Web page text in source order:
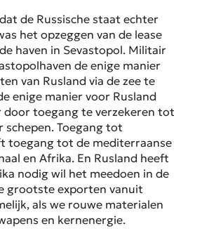
de Russische staat echter
het opzeggen van de lease
haven in Sevastopol. Militair
de enige manier
van Rusland via de zee te
enige manier voor Rusland
door toegang te verzekeren tot
schepen. Toegang tot
toegang tot de mediterraanse
en Afrika. En Rusland heeft
nodig wil het meedoen in de
grootste exporten vanuit
als we rouwe materialen
en kernenergie.